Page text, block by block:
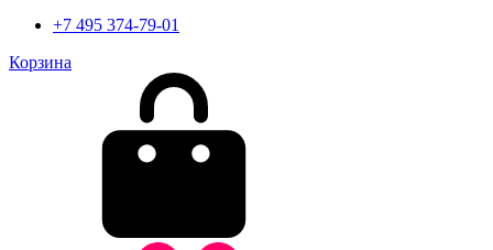
+7 495 374-79-01
Корзина